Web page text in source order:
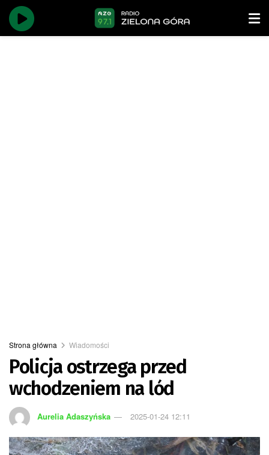
Strona główna Wiadomości
Policja ostrzega przed
wchodzeniem na lód
Aurelia Adaszyńska 2025-01-24 12:11